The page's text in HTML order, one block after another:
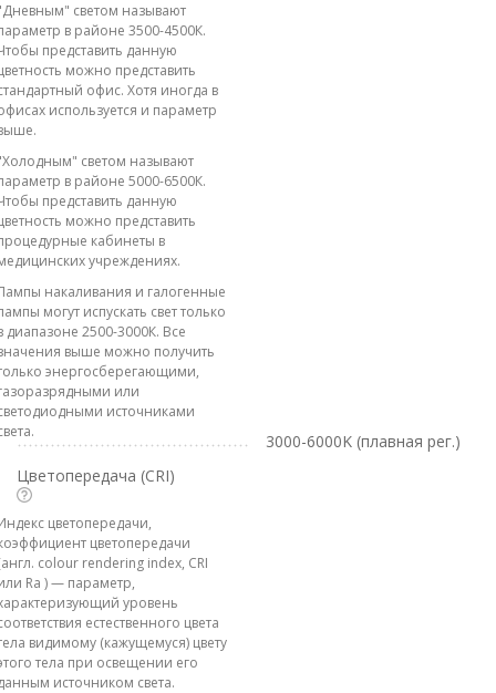
светом называют
в районе 3500-4500К.
представить данную
можно представить
офис. Хотя иногда в
используется и параметр
светом называют
в районе 5000-6500К.
представить данную
можно представить
кабинеты в
учреждениях.
накаливания и галогенные
могут испускать свет только
диапазоне 2500-3000К. Все
выше можно получить
энергосберегающими,
или
источниками
3000-6000K (плавная рег.)
Цветопередача (CRI)
цветопередачи,
цветопередачи
colour rendering index, CRI
Ra ) — параметр,
уровень
естественного цвета
видимому (кажущемуся) цвету
тела при освещении его
источником света.